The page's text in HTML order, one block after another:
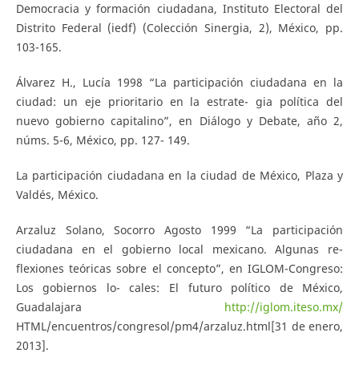
Democracia y formación ciudadana, Instituto Electoral del
Distrito Federal (iedf) (Colección Sinergia, 2), México, pp.
103-165.
Álvarez H., Lucía 1998 “La participación ciudadana en la
ciudad: un eje prioritario en la estrate- gia política del
nuevo gobierno capitalino”, en Diálogo y Debate, año 2,
núms. 5-6, México, pp. 127- 149.
La participación ciudadana en la ciudad de México, Plaza y
Valdés, México.
Arzaluz Solano, Socorro Agosto 1999 “La participación
ciudadana en el gobierno local mexicano. Algunas re-
flexiones teóricas sobre el concepto”, en IGLOM-Congreso:
Los gobiernos lo- cales: El futuro político de México,
Guadalajara http://iglom.iteso.mx/
HTML/encuentros/congresol/pm4/arzaluz.html[31 de enero,
2013].